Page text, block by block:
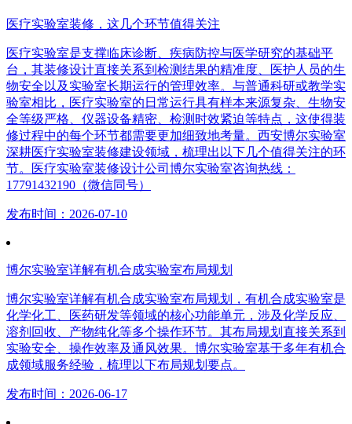
医疗实验室装修，这几个环节值得关注
医疗实验室是支撑临床诊断、疾病防控与医学研究的基础平
台，其装修设计直接关系到检测结果的精准度、医护人员的生
物安全以及实验室长期运行的管理效率。与普通科研或教学实
验室相比，医疗实验室的日常运行具有样本来源复杂、生物安
全等级严格、仪器设备精密、检测时效紧迫等特点，这使得装
修过程中的每个环节都需要更加细致地考量。西安博尔实验室
深耕医疗实验室装修建设领域，梳理出以下几个值得关注的环
节。医疗实验室装修设计公司博尔实验室咨询热线：
17791432190（微信同号）
发布时间：2026-07-10
博尔实验室详解有机合成实验室布局规划
博尔实验室详解有机合成实验室布局规划，有机合成实验室是
化学化工、医药研发等领域的核心功能单元，涉及化学反应、
溶剂回收、产物纯化等多个操作环节。其布局规划直接关系到
实验安全、操作效率及通风效果。博尔实验室基于多年有机合
成领域服务经验，梳理以下布局规划要点。
发布时间：2026-06-17